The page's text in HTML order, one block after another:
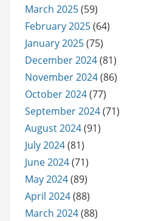
March 2025(59)
February 2025(64)
January 2025(75)
December 2024(81)
November 2024(86)
October 2024(77)
September 2024(71)
August 2024(91)
July 2024(81)
June 2024(71)
May 2024(89)
April 2024(88)
March 2024(88)